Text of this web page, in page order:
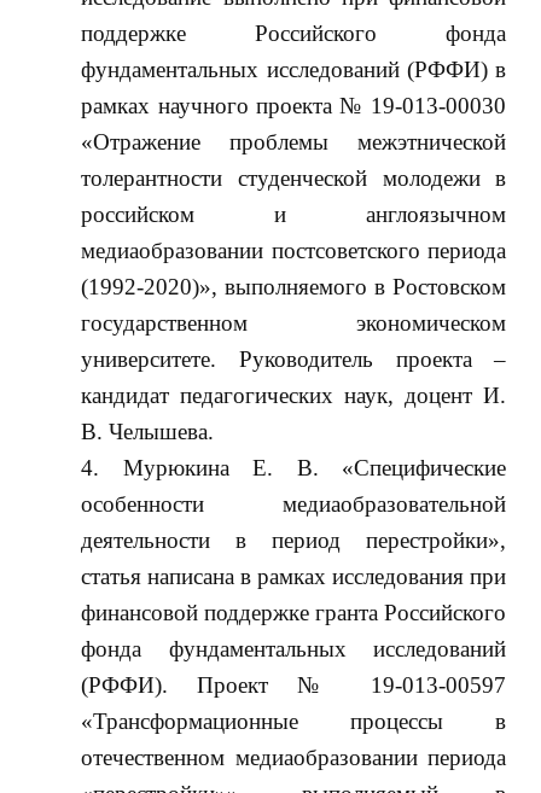
поддержке Российского фонда
фундаментальных исследований (РФФИ) в
рамках научного проекта № 19-013-00030
«Отражение проблемы межэтнической
толерантности студенческой молодежи в
российском и англоязычном
медиаобразовании постсоветского периода
(1992-2020)», выполняемого в Ростовском
государственном экономическом
университете. Руководитель проекта –
кандидат педагогических наук, доцент И.
В. Челышева.
Мурюкина Е. В. «Специфические
особенности медиаобразовательной
деятельности в период перестройки»,
статья написана в рамках исследования при
финансовой поддержке гранта Российского
фонда фундаментальных исследований
(РФФИ). Проект № 19-013-00597
«Трансформационные процессы в
отечественном медиаобразовании периода